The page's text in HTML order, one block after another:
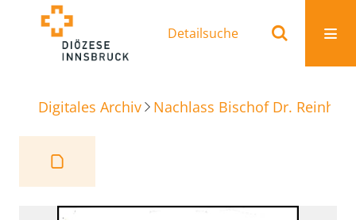
Detailsuche
Digitales Archiv Nachlass Bischof Dr.